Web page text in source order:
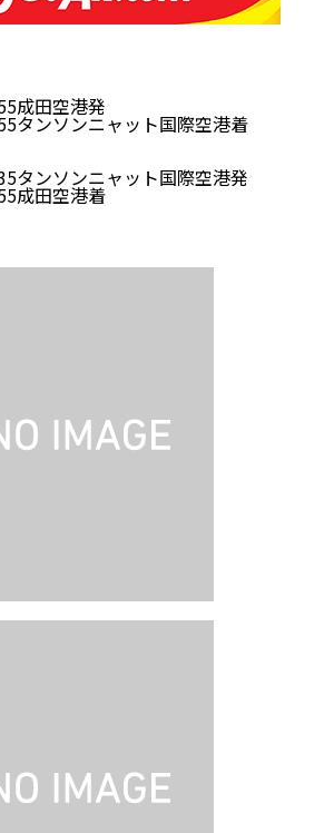
成田空港発
タンソンニャット国際空港着
タンソンニャット国際空港発
成田空港着